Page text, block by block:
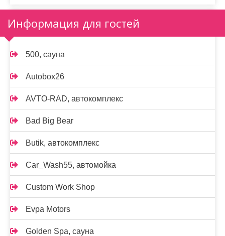
Информация для гостей
500, сауна
Autobox26
AVTO-RAD, автокомплекс
Bad Big Bear
Butik, автокомплекс
Car_Wash55, автомойка
Custom Work Shop
Evpa Motors
Golden Spa, сауна